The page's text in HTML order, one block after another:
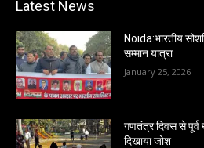
Latest News
Noida:भारतीय
सम्मान यात्रा
January 25, 2026
गणतंत्र दिवस से पूर्व
दिखाया जोश